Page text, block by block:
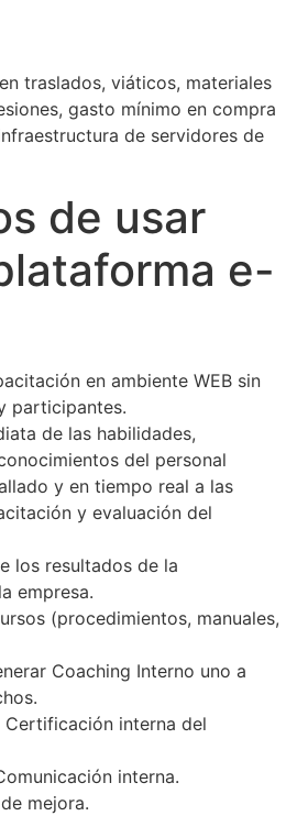
traslados, viáticos, materiales
gasto mínimo en compra
de servidores de
de usar
e-
en ambiente WEB sin
participantes.
de las habilidades,
del personal
y en tiempo real a las
y evaluación del
los resultados de la
empresa.
(procedimientos, manuales,
Coaching Interno uno a
Certificación interna del
interna.
mejora.